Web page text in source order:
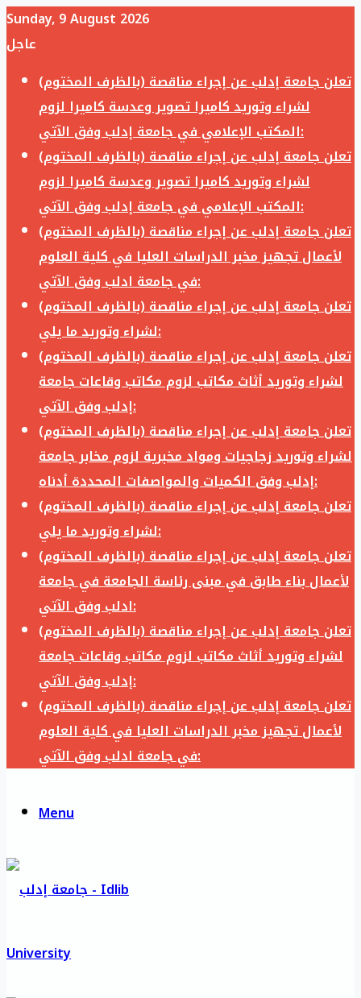
Sunday, 9 August 2026
عاجل
تعلن جامعة إدلب عن إجراء مناقصة (بالظرف المختوم)
لشراء وتوريد كاميرا تصوير وعدسة كاميرا لزوم
المكتب الإعلامي في جامعة إدلب وفق الآتي:
تعلن جامعة إدلب عن إجراء مناقصة (بالظرف المختوم)
لشراء وتوريد كاميرا تصوير وعدسة كاميرا لزوم
المكتب الإعلامي في جامعة إدلب وفق الآتي:
تعلن جامعة إدلب عن إجراء مناقصة (بالظرف المختوم)
لأعمال تجهيز مخبر الدراسات العليا في كلية العلوم
في جامعة ادلب وفق الآتي:
تعلن جامعة إدلب عن إجراء مناقصة (بالظرف المختوم)
لشراء وتوريد ما يلي:
تعلن جامعة إدلب عن إجراء مناقصة (بالظرف المختوم)
لشراء وتوريد أثاث مكاتب لزوم مكاتب وقاعات جامعة
إدلب وفق الآتي:
تعلن جامعة إدلب عن إجراء مناقصة (بالظرف المختوم)
لشراء وتوريد زجاجيات ومواد مخبرية لزوم مخابر جامعة
إدلب وفق الكميات والمواصفات المحددة أدناه:
تعلن جامعة إدلب عن إجراء مناقصة (بالظرف المختوم)
لشراء وتوريد ما يلي:
تعلن جامعة إدلب عن إجراء مناقصة (بالظرف المختوم)
لأعمال بناء طابق في مبنى رئاسة الجامعة في جامعة
ادلب وفق الآتي:
تعلن جامعة إدلب عن إجراء مناقصة (بالظرف المختوم)
لشراء وتوريد أثاث مكاتب لزوم مكاتب وقاعات جامعة
إدلب وفق الآتي:
تعلن جامعة إدلب عن إجراء مناقصة (بالظرف المختوم)
لأعمال تجهيز مخبر الدراسات العليا في كلية العلوم
في جامعة ادلب وفق الآتي:
Menu